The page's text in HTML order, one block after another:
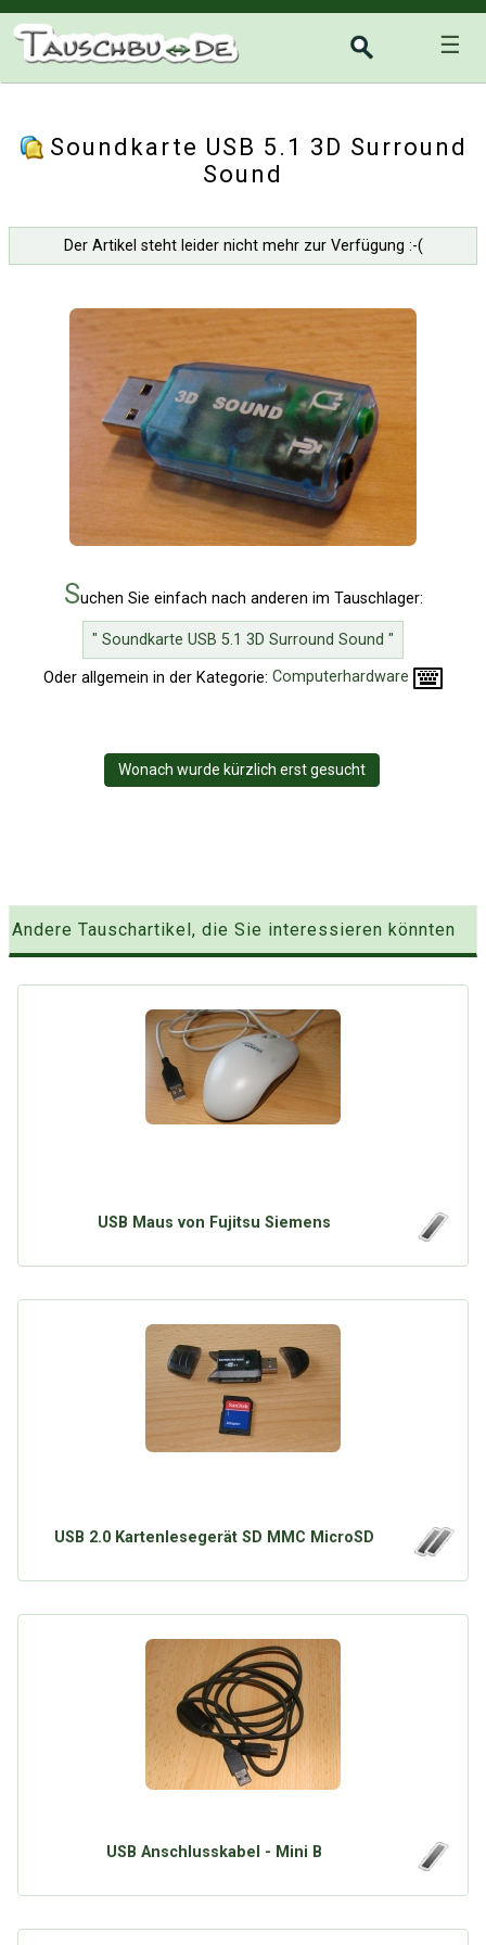
☰
Soundkarte USB 5.1 3D Surround
Sound
Der Artikel steht leider nicht mehr zur Verfügung :-(
Suchen Sie einfach nach anderen im Tauschlager:
" Soundkarte USB 5.1 3D Surround Sound "
Oder allgemein in der Kategorie: Computerhardware
Wonach wurde kürzlich erst gesucht
Andere Tauschartikel, die Sie interessieren könnten
USB Maus von Fujitsu Siemens
USB 2.0 Kartenlesegerät SD MMC MicroSD
USB Anschlusskabel - Mini B